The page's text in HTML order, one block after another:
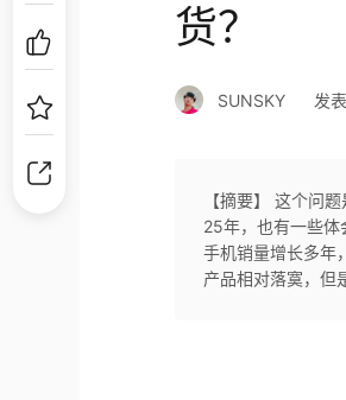
货？
SUNSKY 发
【摘要】 这个问
25年，也有一些体
手机销量增长多年
产品相对落寞，但